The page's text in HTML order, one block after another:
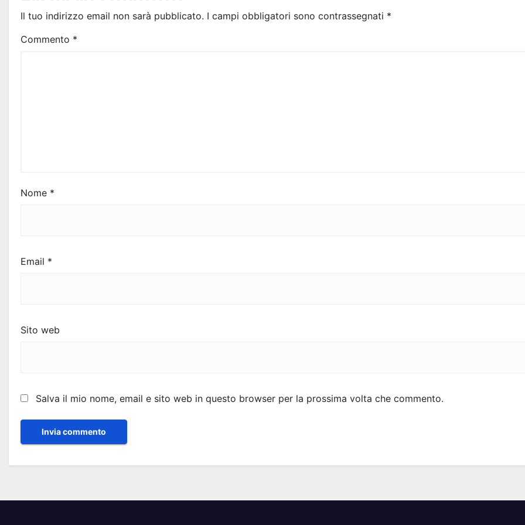
Il tuo indirizzo email non sarà pubblicato. I campi obbligatori sono contrassegnati *
Commento *
Nome *
Email *
Sito web
Salva il mio nome, email e sito web in questo browser per la prossima volta che commento.